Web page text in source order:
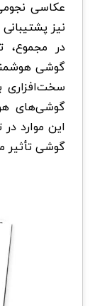
عکاسی
نیز
در مجموع،
گوشی
سخت‌افزاری
گوشی‌های
این موارد
گوشی تأثیر